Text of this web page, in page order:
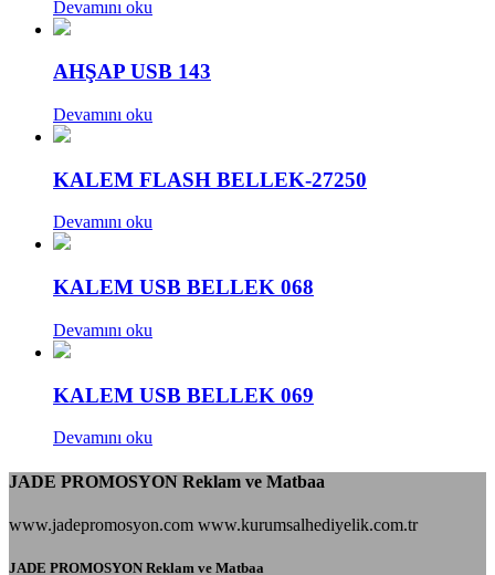
Devamını oku
AHŞAP USB 143
Devamını oku
KALEM FLASH BELLEK-27250
Devamını oku
KALEM USB BELLEK 068
Devamını oku
KALEM USB BELLEK 069
Devamını oku
JADE PROMOSYON Reklam ve Matbaa
www.jadepromosyon.com www.kurumsalhediyelik.com.tr
JADE PROMOSYON Reklam ve Matbaa